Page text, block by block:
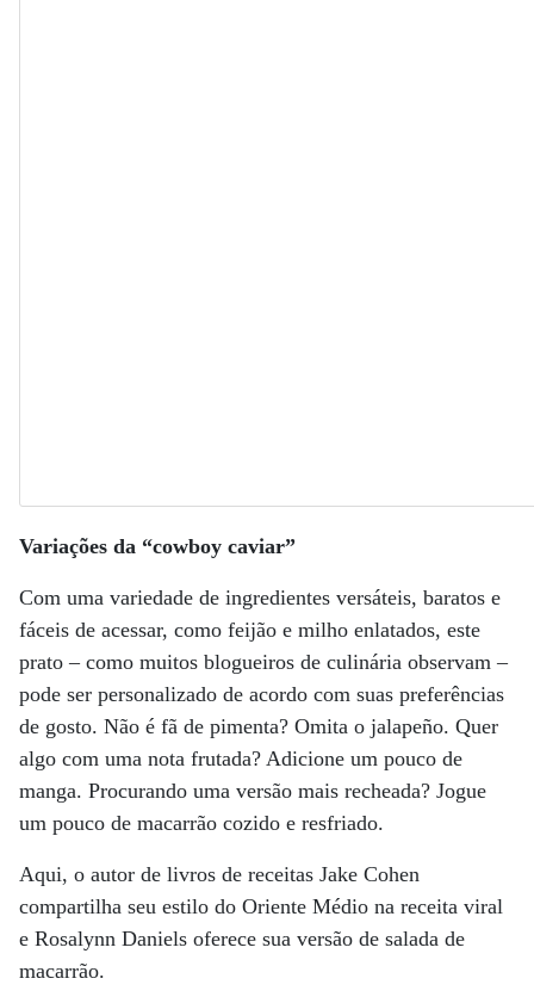
Variações da “cowboy caviar”
Com uma variedade de ingredientes versáteis, baratos e
fáceis de acessar, como feijão e milho enlatados, este
prato – como muitos blogueiros de culinária observam –
pode ser personalizado de acordo com suas preferências
de gosto. Não é fã de pimenta? Omita o jalapeño. Quer
algo com uma nota frutada? Adicione um pouco de
manga. Procurando uma versão mais recheada? Jogue
um pouco de macarrão cozido e resfriado.
Aqui, o autor de livros de receitas Jake Cohen
compartilha seu estilo do Oriente Médio na receita viral
e Rosalynn Daniels oferece sua versão de salada de
macarrão.